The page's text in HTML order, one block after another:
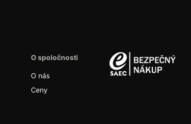
O spoločnosti
O nás
Ceny